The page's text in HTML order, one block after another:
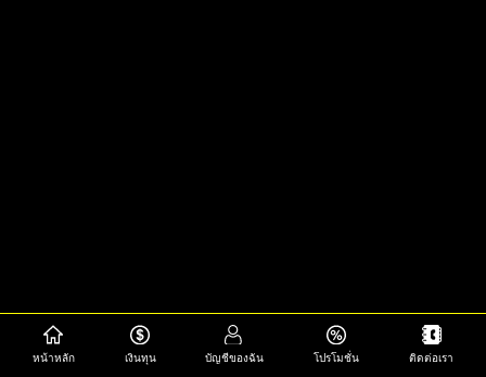
หน้าหลัก เงินทุน บัญชีของฉัน โปรโมชั่น ติดต่อเรา